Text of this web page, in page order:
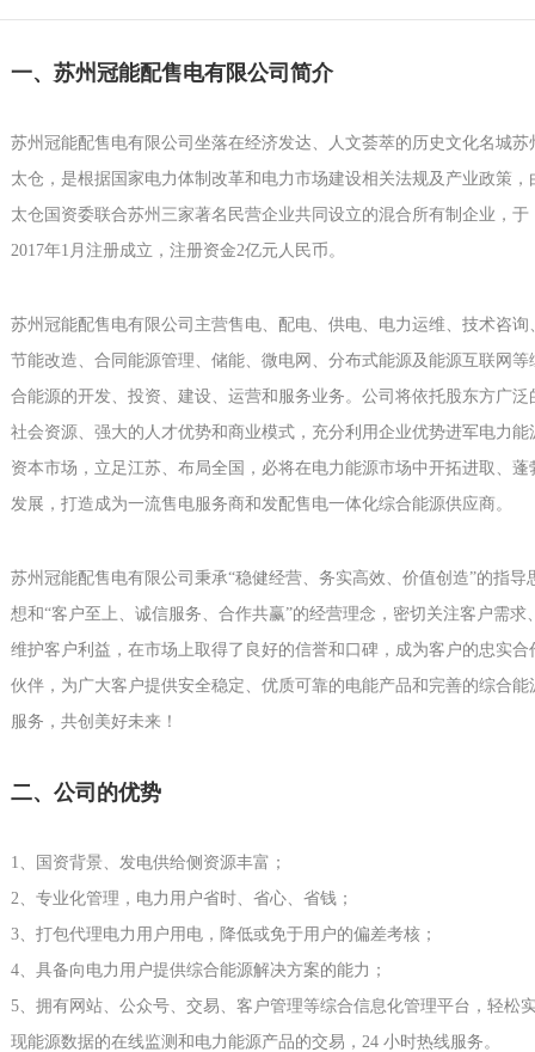
一、苏州冠能配售电有限公司简介
苏州冠能配售电有限公司坐落在经济发达、人文荟萃的历史文化名城苏
太仓，是根据国家电力体制改革和电力市场建设相关法规及产业政策，
太仓国资委联合苏州三家著名民营企业共同设立的混合所有制企业，于
2017年1月注册成立，注册资金2亿元人民币。
苏州冠能配售电有限公司主营售电、配电、供电、电力运维、技术咨询
节能改造、合同能源管理、储能、微电网、分布式能源及能源互联网等
合能源的开发、投资、建设、运营和服务业务。公司将依托股东方广泛
社会资源、强大的人才优势和商业模式，充分利用企业优势进军电力能
资本市场，立足江苏、布局全国，必将在电力能源市场中开拓进取、蓬
发展，打造成为一流售电服务商和发配售电一体化综合能源供应商。
苏州冠能配售电有限公司秉承“稳健经营、务实高效、价值创造”的指导
想和“客户至上、诚信服务、合作共赢”的经营理念，密切关注客户需求
维护客户利益，在市场上取得了良好的信誉和口碑，成为客户的忠实合
伙伴，为广大客户提供安全稳定、优质可靠的电能产品和完善的综合能
服务，共创美好未来！
二、公司的优势
1、国资背景、发电供给侧资源丰富；
2、专业化管理，电力用户省时、省心、省钱；
3、打包代理电力用户用电，降低或免于用户的偏差考核；
4、具备向电力用户提供综合能源解决方案的能力；
5、拥有网站、公众号、交易、客户管理等综合信息化管理平台，轻松
现能源数据的在线监测和电力能源产品的交易，24 小时热线服务。